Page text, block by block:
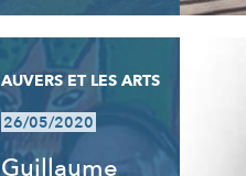
AUVERS ET LES ARTS
26/05/2020
Guillaume